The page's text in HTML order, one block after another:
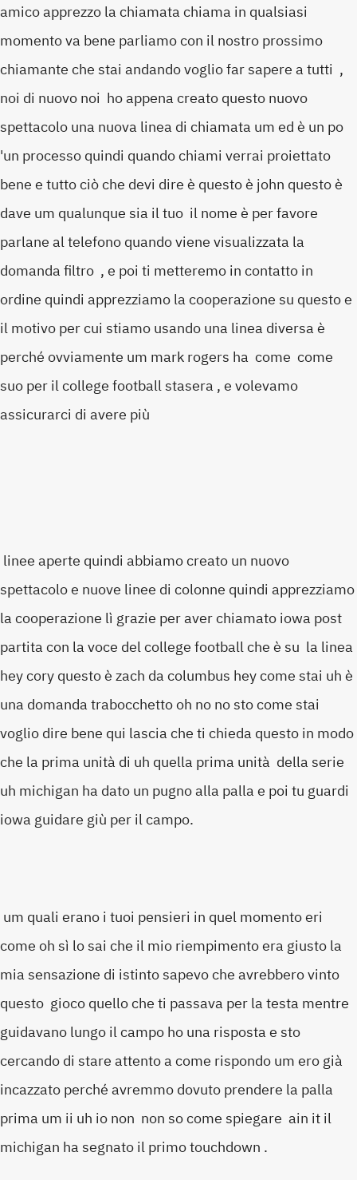
amico apprezzo la chiamata chiama in qualsiasi
momento va bene parliamo con il nostro prossimo
chiamante che stai andando voglio far sapere a tutti ,
noi di nuovo noi ho appena creato questo nuovo
spettacolo una nuova linea di chiamata um ed è un po
'un processo quindi quando chiami verrai proiettato
bene e tutto ciò che devi dire è questo è john questo è
dave um qualunque sia il tuo il nome è per favore
parlane al telefono quando viene visualizzata la
domanda filtro , e poi ti metteremo in contatto in
ordine quindi apprezziamo la cooperazione su questo e
il motivo per cui stiamo usando una linea diversa è
perché ovviamente um mark rogers ha come come
suo per il college football stasera , e volevamo
assicurarci di avere più
linee aperte quindi abbiamo creato un nuovo
spettacolo e nuove linee di colonne quindi apprezziamo
la cooperazione lì grazie per aver chiamato iowa post
partita con la voce del college football che è su la linea
hey cory questo è zach da columbus hey come stai uh è
una domanda trabocchetto oh no no sto come stai
voglio dire bene qui lascia che ti chieda questo in modo
che la prima unità di uh quella prima unità della serie
uh michigan ha dato un pugno alla palla e poi tu guardi
iowa guidare giù per il campo.
um quali erano i tuoi pensieri in quel momento eri
come oh sì lo sai che il mio riempimento era giusto la
mia sensazione di istinto sapevo che avrebbero vinto
questo gioco quello che ti passava per la testa mentre
guidavano lungo il campo ho una risposta e sto
cercando di stare attento a come rispondo um ero già
incazzato perché avremmo dovuto prendere la palla
prima um ii uh io non non so come spiegare ain it il
michigan ha segnato il primo touchdown .